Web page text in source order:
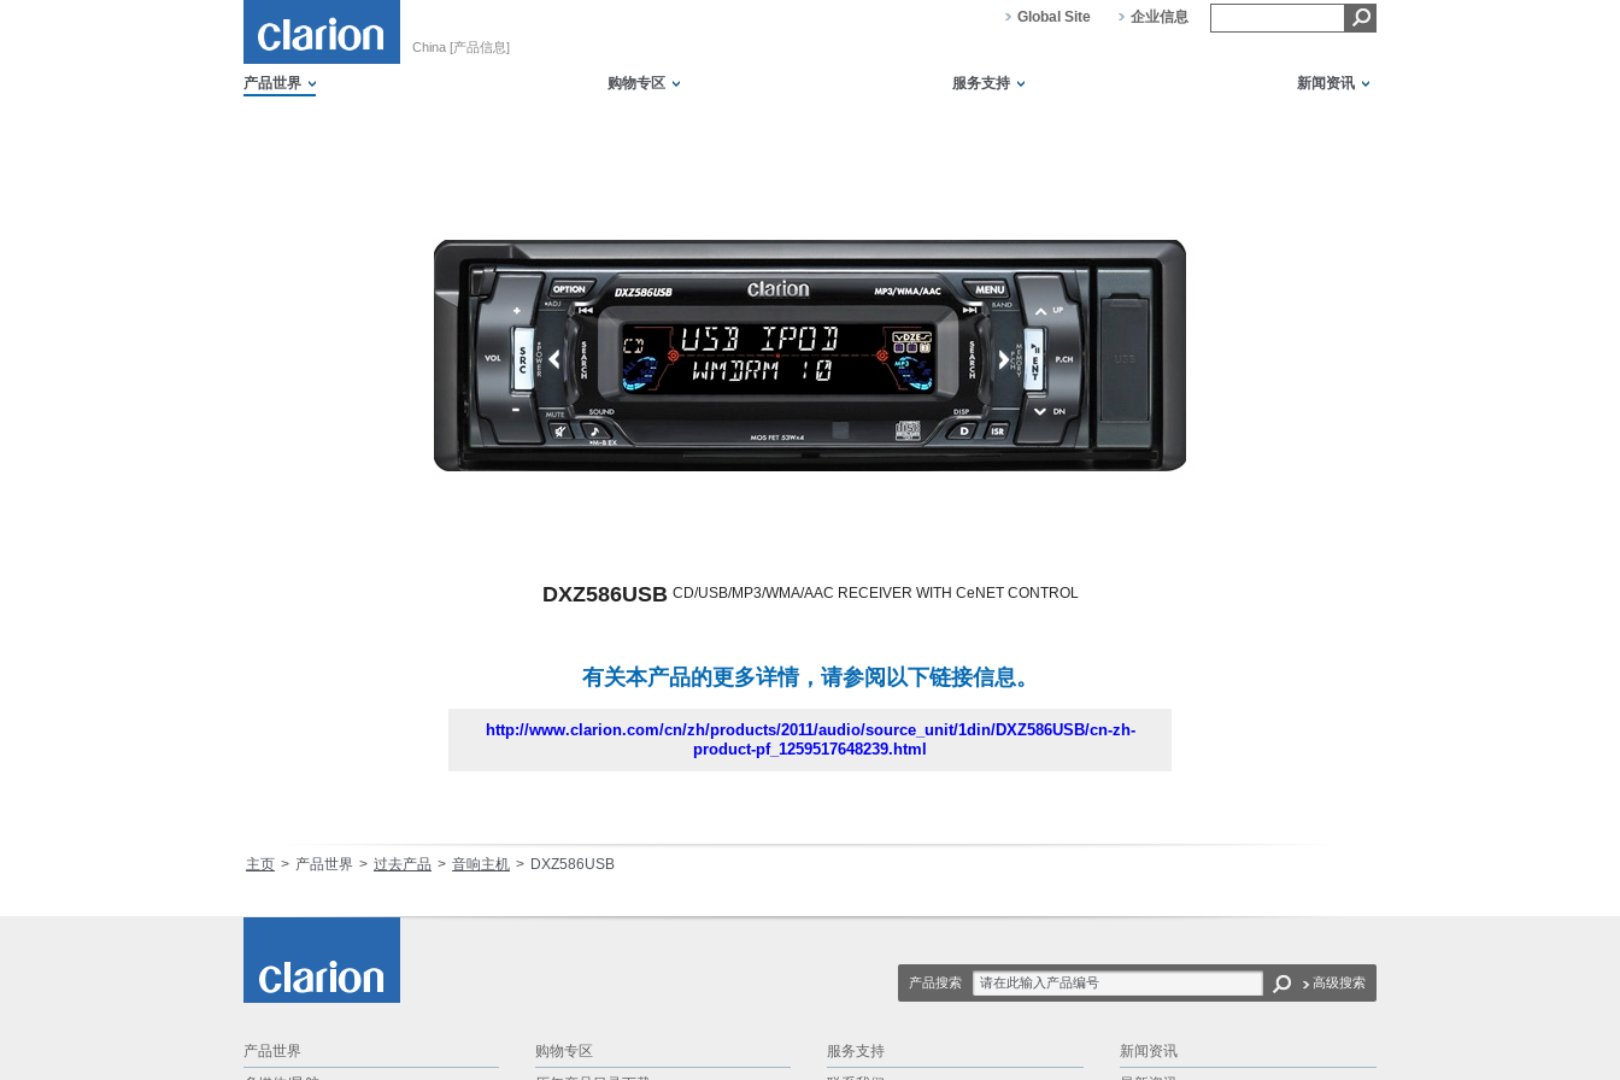
China [产品信息]
Global Site 企业信息
产品世界 购物专区 服务支持 新闻资讯
DXZ586USB CD/USB/MP3/WMA/AAC RECEIVER WITH CeNET CONTROL
有关本产品的更多详情，请参阅以下链接信息。
http://www.clarion.com/cn/zh/products/2011/audio/source_unit/1din/DXZ586USB/cn-zh-
product-pf_1259517648239.html
主页 产品世界 过去产品 音响主机 DXZ586USB
产品搜索 高级搜索
产品世界
购物专区
服务支持
新闻资讯